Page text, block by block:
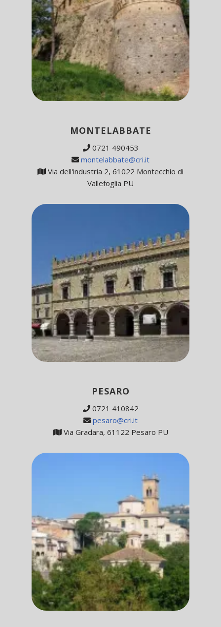
MONTELABBATE
0721 490453
montelabbate@cri.it
Via dell'industria 2, 61022 Montecchio di
Vallefoglia PU
PESARO
0721 410842
pesaro@cri.it
Via Gradara, 61122 Pesaro PU